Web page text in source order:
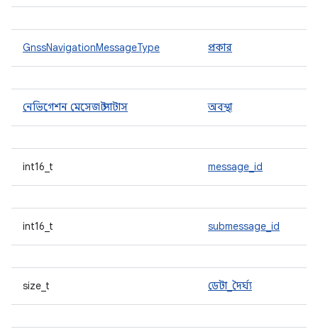
GnssNavigationMessageType প্রকার
নেভিগেশন মেসেজ স্ট্যাটাস অবস্থা
int16_t message_id
int16_t submessage_id
size_t ডেটা_দৈর্ঘ্য